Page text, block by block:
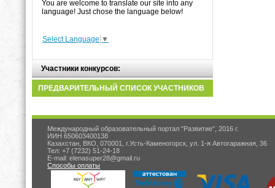
You are welcome to translate our site into any
language! Just chose the language below!
Select Language ▼
Участники конкурсов:
ПРЕДВАРИТЕЛЬНЫЙ СПИСОК УЧАСТНИКОВ
Международный образовательный портал "Развитие", 2016 г.
ИИН 650603400138
Казахстан, ВКО, 070001, г.Усть-Каменогорск, ул. 1-я Автогаражная, 36
Тел: +7 (7232) 51-24-18
E-mail: elenasuper28@gmail.ru
Способы оплаты